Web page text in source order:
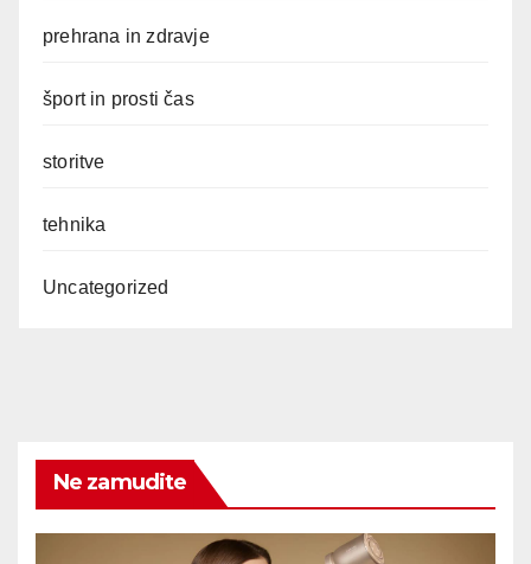
prehrana in zdravje
šport in prosti čas
storitve
tehnika
Uncategorized
Ne zamudite